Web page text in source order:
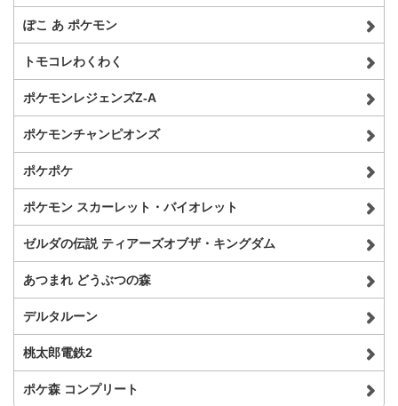
ぽこ あ ポケモン
トモコレわくわく
ポケモンレジェンズZ-A
ポケモンチャンピオンズ
ポケポケ
ポケモン スカーレット・バイオレット
ゼルダの伝説 ティアーズオブザ・キングダム
あつまれ どうぶつの森
デルタルーン
桃太郎電鉄2
ポケ森 コンプリート